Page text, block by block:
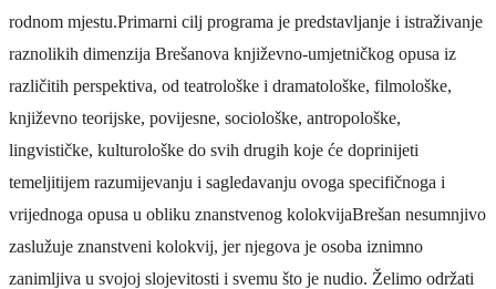
rodnom mjestu.Primarni cilj programa je predstavljanje i istraživanje
raznolikih dimenzija Brešanova književno-umjetničkog opusa iz
različitih perspektiva, od teatrološke i dramatološke, filmološke,
književno teorijske, povijesne, sociološke, antropološke,
lingvističke, kulturološke do svih drugih koje će doprinijeti
temeljitijem razumijevanju i sagledavanju ovoga specifičnoga i
vrijednoga opusa u obliku znanstvenog kolokvijaBrešan nesumnjivo
zaslužuje znanstveni kolokvij, jer njegova je osoba iznimno
zanimljiva u svojoj slojevitosti i svemu što je nudio. Želimo održati